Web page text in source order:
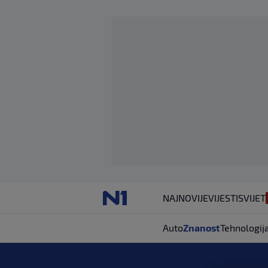
NAJNOVIJEVIJESTISVIJET
AutoZnanost